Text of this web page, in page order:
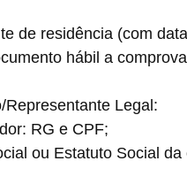
de residência (com
documento hábil a
Representante Legal:
RG e CPF;
Social ou Estatuto Social